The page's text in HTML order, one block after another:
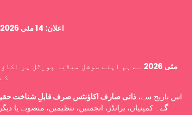
اعلان: 14 مئی 2026 سے کمپنی پروفائلز کے لیے نئی پالیسی
14 مئی 2026
سے ہم اپنے سوشل میڈیا پورٹل پر
اس تاریخ سے، ذاتی صارف اکاؤنٹس صرف قابلِ شناخت
گے۔ کمپنیاں، برانڈز، انجمنیں، تنظیمیں، منصوبے یا